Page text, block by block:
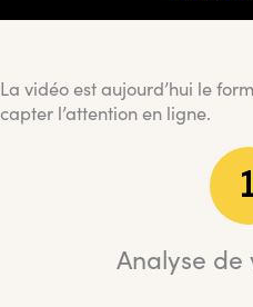
La vidéo est aujourd’hui le
capter l’attention en ligne.
Analyse de